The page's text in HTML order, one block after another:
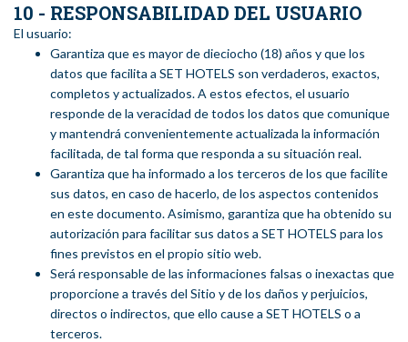
10 - RESPONSABILIDAD DEL USUARIO
El usuario:
Garantiza que es mayor de dieciocho (18) años y que los
datos que facilita a SET HOTELS son verdaderos, exactos,
completos y actualizados. A estos efectos, el usuario
responde de la veracidad de todos los datos que comunique
y mantendrá convenientemente actualizada la información
facilitada, de tal forma que responda a su situación real.
Garantiza que ha informado a los terceros de los que facilite
sus datos, en caso de hacerlo, de los aspectos contenidos
en este documento. Asimismo, garantiza que ha obtenido su
autorización para facilitar sus datos a SET HOTELS para los
fines previstos en el propio sitio web.
Será responsable de las informaciones falsas o inexactas que
proporcione a través del Sitio y de los daños y perjuicios,
directos o indirectos, que ello cause a SET HOTELS o a
terceros.